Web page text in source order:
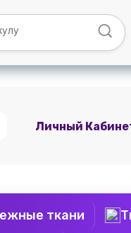
Мы в
Telegram
Личный
ткани